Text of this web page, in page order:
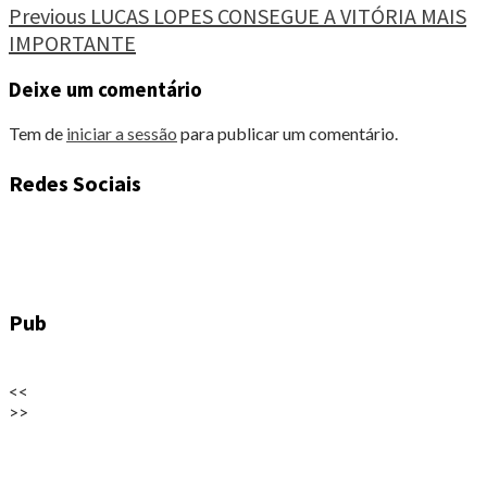
Continue
Reading
Previous LUCAS LOPES CONSEGUE A VITÓRIA MAIS
IMPORTANTE
Deixe um comentário
Tem de iniciar a sessão para publicar um comentário.
Redes Sociais
Pub
<<
>>